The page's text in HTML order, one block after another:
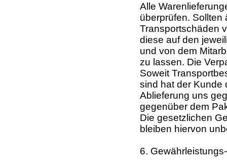
Alle
überprüfen. Sollten
Transportschäden
diese auf den
und von dem
zu lassen. Die
Soweit
sind hat der Kunde
Ablieferung uns
gegenüber dem
Die gesetzlichen
bleiben hiervon
6.